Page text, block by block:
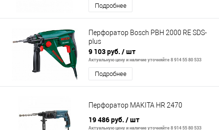
Подробнее
Перфоратор Bosch PBH 2000 RE SDS-
plus
9 103 руб. / шт
Актуальную цену и наличие уточняйте 8 914 55 80 533
Подробнее
Перфоратор MAKITA HR 2470
19 486 руб. / шт
Актуальную цену и наличие уточняйте 8 914 55 80 533